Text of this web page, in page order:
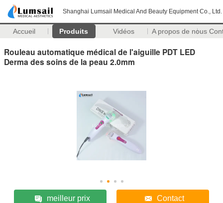
Shanghai Lumsail Medical And Beauty Equipment Co., Ltd.
Accueil Produits Vidéos A propos de nous
Rouleau automatique médical de l'aiguille PDT LED
Derma des soins de la peau 2.0mm
meilleur prix Contact